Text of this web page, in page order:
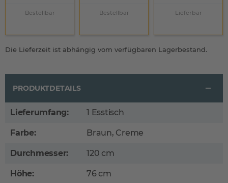
Bestellbar Bestellbar Lieferbar
Die Lieferzeit ist abhängig vom verfügbaren Lagerbestand.
PRODUKTDETAILS
Lieferumfang: 1 Esstisch
Farbe: Braun, Creme
Durchmesser: 120 cm
Höhe: 76 cm